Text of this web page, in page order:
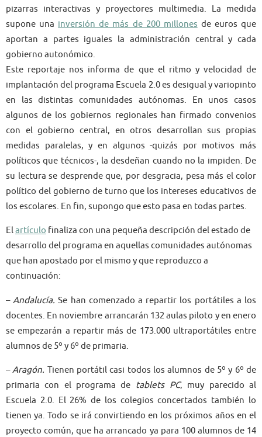
pizarras interactivas y proyectores multimedia. La medida
supone una inversión de más de 200 millones de euros que
aportan a partes iguales la administración central y cada
gobierno autonómico.
Este reportaje nos informa de que el ritmo y velocidad de
implantación del programa Escuela 2.0 es desigual y variopinto
en las distintas comunidades autónomas. En unos casos
algunos de los gobiernos regionales han firmado convenios
con el gobierno central, en otros desarrollan sus propias
medidas paralelas, y en algunos -quizás por motivos más
políticos que técnicos-, la desdeñan cuando no la impiden. De
su lectura se desprende que, por desgracia, pesa más el color
político del gobierno de turno que los intereses educativos de
los escolares. En fin, supongo que esto pasa en todas partes.
Elartículo finaliza con una pequeña descripción del estado de
desarrollo del programa en aquellas comunidades autónomas
que han apostado por el mismo y que reproduzco a
continuación:
–Andalucía. Se han comenzado a repartir los portátiles a los
docentes. En noviembre arrancarán 132 aulas piloto y en enero
se empezarán a repartir más de 173.000 ultraportátiles entre
alumnos de 5º y 6º de primaria.
–Aragón. Tienen portátil casi todos los alumnos de 5º y 6º de
primaria con el programa de tablets PC, muy parecido al
Escuela 2.0. El 26% de los colegios concertados también lo
tienen ya. Todo se irá convirtiendo en los próximos años en el
proyecto común, que ha arrancado ya para 100 alumnos de 14